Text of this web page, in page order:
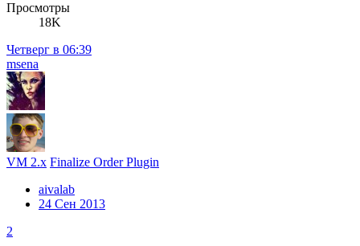
Просмотры
18K
Четверг в 06:39
msena
VM 2.x Finalize Order Plugin
aivalab
24 Сен 2013
2